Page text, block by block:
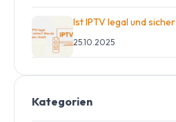
Ist IPTV legal und sicher
25.10.2025
Kategorien